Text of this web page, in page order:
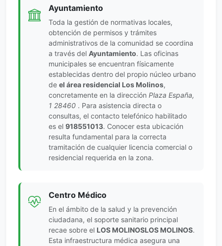
Ayuntamiento
Toda la gestión de normativas locales,
obtención de permisos y trámites
administrativos de la comunidad se coordina
a través del Ayuntamiento. Las oficinas
municipales se encuentran físicamente
establecidas dentro del propio núcleo urbano
de el área residencial Los Molinos,
concretamente en la dirección Plaza España,
1 28460 . Para asistencia directa o
consultas, el contacto telefónico habilitado
es el 918551013. Conocer esta ubicación
resulta fundamental para la correcta
tramitación de cualquier licencia comercial o
residencial requerida en la zona.
Centro Médico
En el ámbito de la salud y la prevención
ciudadana, el soporte sanitario principal
recae sobre el LOS MOLINOSLOS MOLINOS.
Esta infraestructura médica asegura una